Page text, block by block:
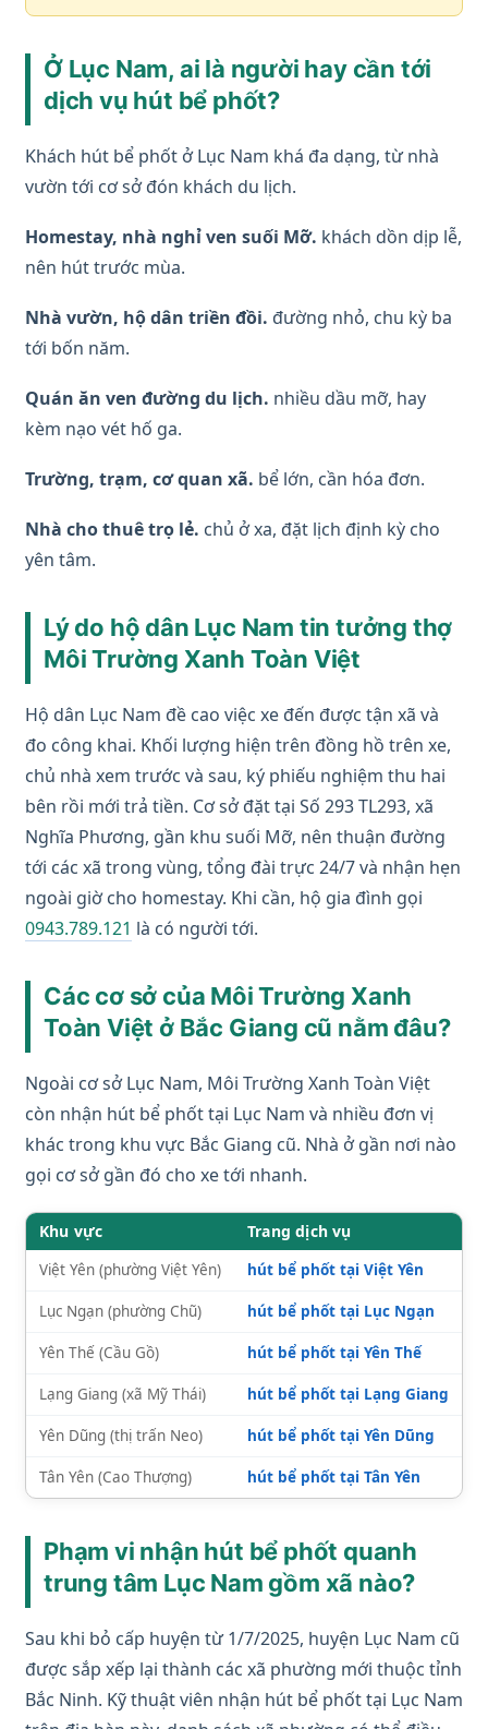
Ở Lục Nam, ai là người hay cần tới
dịch vụ hút bể phốt?
Khách hút bể phốt ở Lục Nam khá đa dạng, từ nhà
vườn tới cơ sở đón khách du lịch.
Homestay, nhà nghỉ ven suối Mỡ. khách dồn dịp lễ,
nên hút trước mùa.
Nhà vườn, hộ dân triền đồi. đường nhỏ, chu kỳ ba
tới bốn năm.
Quán ăn ven đường du lịch. nhiều dầu mỡ, hay
kèm nạo vét hố ga.
Trường, trạm, cơ quan xã. bể lớn, cần hóa đơn.
Nhà cho thuê trọ lẻ. chủ ở xa, đặt lịch định kỳ cho
yên tâm.
Lý do hộ dân Lục Nam tin tưởng thợ
Môi Trường Xanh Toàn Việt
Hộ dân Lục Nam đề cao việc xe đến được tận xã và
đo công khai. Khối lượng hiện trên đồng hồ trên xe,
chủ nhà xem trước và sau, ký phiếu nghiệm thu hai
bên rồi mới trả tiền. Cơ sở đặt tại Số 293 TL293, xã
Nghĩa Phương, gần khu suối Mỡ, nên thuận đường
tới các xã trong vùng, tổng đài trực 24/7 và nhận hẹn
ngoài giờ cho homestay. Khi cần, hộ gia đình gọi
0943.789.121 là có người tới.
Các cơ sở của Môi Trường Xanh
Toàn Việt ở Bắc Giang cũ nằm đâu?
Ngoài cơ sở Lục Nam, Môi Trường Xanh Toàn Việt
còn nhận hút bể phốt tại Lục Nam và nhiều đơn vị
khác trong khu vực Bắc Giang cũ. Nhà ở gần nơi nào
gọi cơ sở gần đó cho xe tới nhanh.
Khu vực Trang dịch vụ
Việt Yên (phường Việt Yên) hút bể phốt tại Việt Yên
Lục Ngạn (phường Chũ) hút bể phốt tại Lục Ngạn
Yên Thế (Cầu Gồ) hút bể phốt tại Yên Thế
Lạng Giang (xã Mỹ Thái) hút bể phốt tại Lạng Giang
Yên Dũng (thị trấn Neo) hút bể phốt tại Yên Dũng
Tân Yên (Cao Thượng) hút bể phốt tại Tân Yên
Phạm vi nhận hút bể phốt quanh
trung tâm Lục Nam gồm xã nào?
Sau khi bỏ cấp huyện từ 1/7/2025, huyện Lục Nam cũ
được sắp xếp lại thành các xã phường mới thuộc tỉnh
Bắc Ninh. Kỹ thuật viên nhận hút bể phốt tại Lục Nam